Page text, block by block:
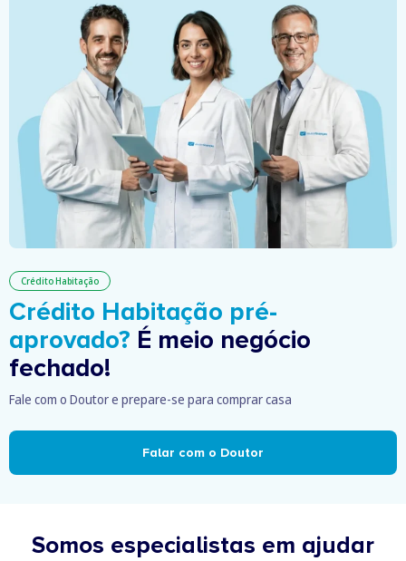
Crédito Habitação
Crédito Habitação pré-
aprovado? É meio negócio
fechado!
Fale com o Doutor e prepare-se para comprar casa
Falar com o Doutor
Somos especialistas em ajudar